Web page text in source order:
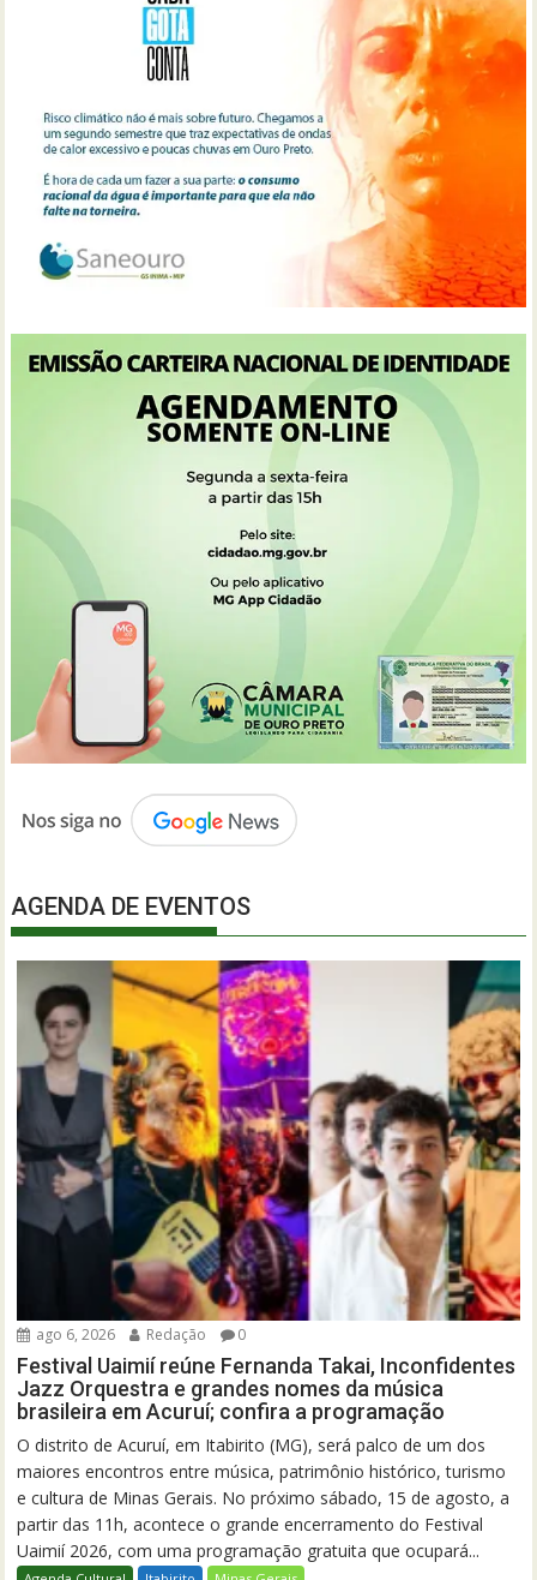
AGENDA DE EVENTOS
ago 6, 2026 Redação 0
Festival Uaimií reúne Fernanda Takai, Inconfidentes
Jazz Orquestra e grandes nomes da música
brasileira em Acuruí; confira a programação
O distrito de Acuruí, em Itabirito (MG), será palco de um dos
maiores encontros entre música, patrimônio histórico, turismo
e cultura de Minas Gerais. No próximo sábado, 15 de agosto, a
partir das 11h, acontece o grande encerramento do Festival
Uaimií 2026, com uma programação gratuita que ocupará...